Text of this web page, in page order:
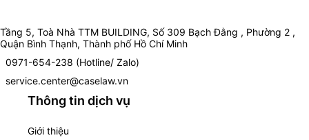
Tầng 5, Toà Nhà TTM BUILDING, Số 309 Bạch Đằng , Phường 2 ,
Quận Bình Thạnh, Thành phố Hồ Chí Minh
0971-654-238 (Hotline/ Zalo)
service.center@caselaw.vn
Thông tin dịch vụ
Giới thiệu